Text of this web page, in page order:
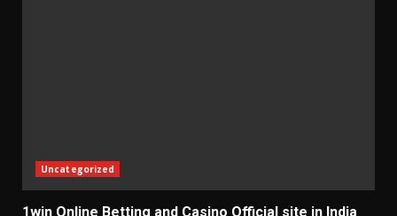
Uncategorized
1win Online Betting and Casino Official site in India